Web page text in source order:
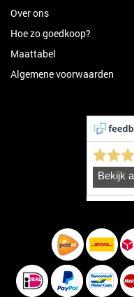
Over ons
Hoe zo goedkoop?
Maattabel
Algemene voorwaarden